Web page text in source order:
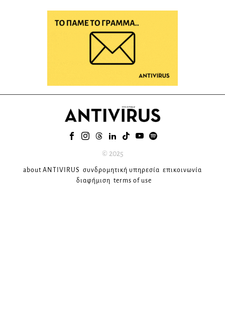
© 2025
about ANTIVIRUS συνδρομητική υπηρεσία επικοινωνία
διαφήμιση terms of use